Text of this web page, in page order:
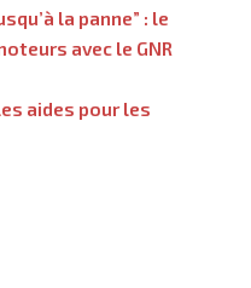
la panne” : le
avec le GNR
aides pour les